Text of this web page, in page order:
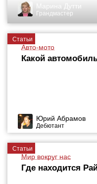
Марина Дутти
Грандмастер
Статьи
Авто-мото
Какой
Юрий Абрамов
Дебютант
Статьи
Мир вокруг нас
Где находится